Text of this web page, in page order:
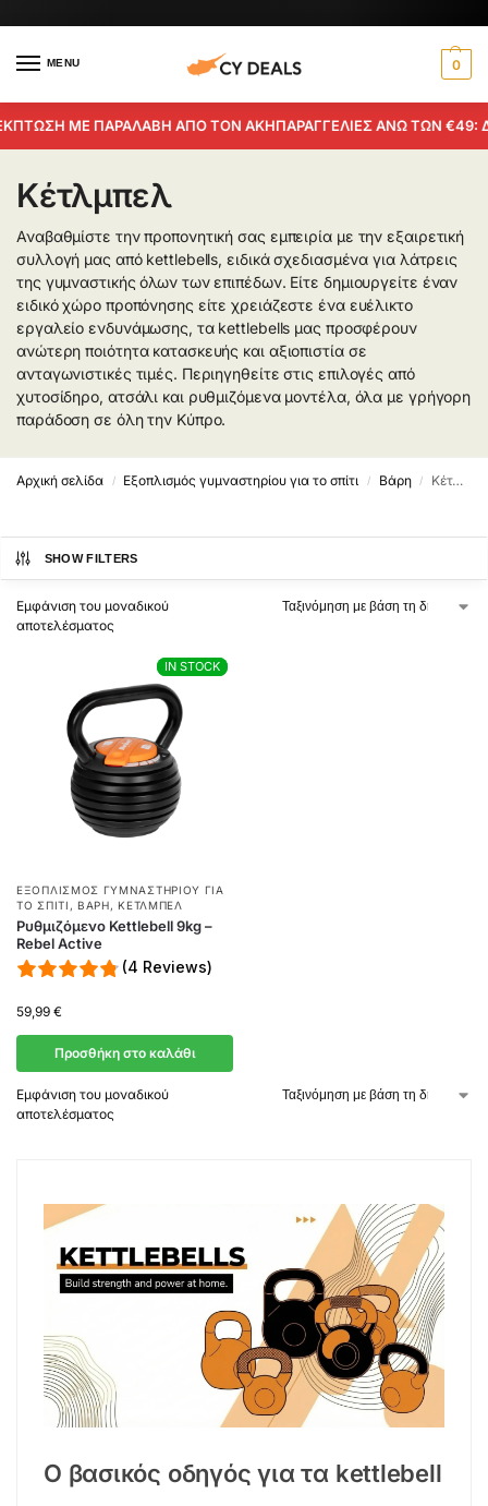
MENU 0
ΜΕ ΠΑΡΑΛΑΒΗ ΑΠΟ ΤΟΝ ΑΚΗΠΑΡΑΓΓΕΛΙΕΣ ΑΝΩ ΤΩΝ €49:
Κέτλμπελ
Αναβαθμίστε την προπονητική σας εμπειρία με την εξαιρετική
συλλογή μας από kettlebells, ειδικά σχεδιασμένα για λάτρεις
της γυμναστικής όλων των επιπέδων. Είτε δημιουργείτε έναν
ειδικό χώρο προπόνησης είτε χρειάζεστε ένα ευέλικτο
εργαλείο ενδυνάμωσης, τα kettlebells μας προσφέρουν
ανώτερη ποιότητα κατασκευής και αξιοπιστία σε
ανταγωνιστικές τιμές. Περιηγηθείτε στις επιλογές από
χυτοσίδηρο, ατσάλι και ρυθμιζόμενα μοντέλα, όλα με γρήγορη
παράδοση σε όλη την Κύπρο.
Αρχική σελίδα / Εξοπλισμός γυμναστηρίου για το σπίτι / Βάρη / Κέτλμπελ
SHOW FILTERS
Εμφάνιση του μοναδικού
αποτελέσματος
IN STOCK
IN STOCK
ΕΞΟΠΛΙΣΜΌΣ ΓΥΜΝΑΣΤΗΡΊΟΥ ΓΙΑ
ΤΟ ΣΠΊΤΙ ,ΒΆΡΗ,ΚΈΤΛΜΠΕΛ
Ρυθμιζόμενο Kettlebell 9kg –
Rebel Active
(4 Reviews)
59,99 €
Προσθήκη στο καλάθι
Εμφάνιση του μοναδικού
αποτελέσματος
Ο βασικός οδηγός για τα kettlebell